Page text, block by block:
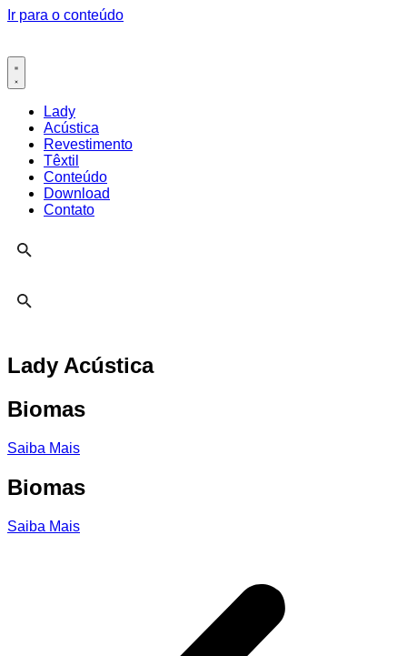
Ir para o conteúdo
Lady
Acústica
Revestimento
Têxtil
Conteúdo
Download
Contato
Lady Acústica
Biomas
Saiba Mais
Biomas
Saiba Mais